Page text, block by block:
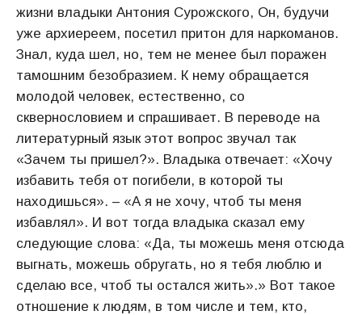
жизни владыки Антония Сурожского, Он, будучи
уже архиереем, посетил притон для наркоманов.
Знал, куда шел, но, тем не менее был поражен
тамошним безобразием. К нему обращается
молодой человек, естественно, со
сквернословием и спрашивает. В переводе на
литературный язык этот вопрос звучал так
«Зачем ты пришел?». Владыка отвечает: «Хочу
избавить тебя от погибели, в которой ты
находишься». – «А я не хочу, чтоб ты меня
избавлял». И вот тогда владыка сказал ему
следующие слова: «Да, ты можешь меня отсюда
выгнать, можешь обругать, но я тебя люблю и
сделаю все, чтоб ты остался жить».» Вот такое
отношение к людям, в том числе и тем, кто,